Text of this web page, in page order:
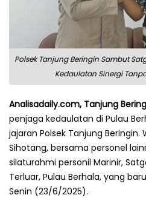
Polsek Tanjung Beringin Sambut
Kedaulatan Sinergi
Analisadaily.com, Tanjung
penjaga kedaulatan di Pulau
jajaran Polsek Tanjung Beringin.
Sihotang, bersama personel
silaturahmi personil Marinir,
Terluar, Pulau Berhala, yang
Senin (23/6/2025).